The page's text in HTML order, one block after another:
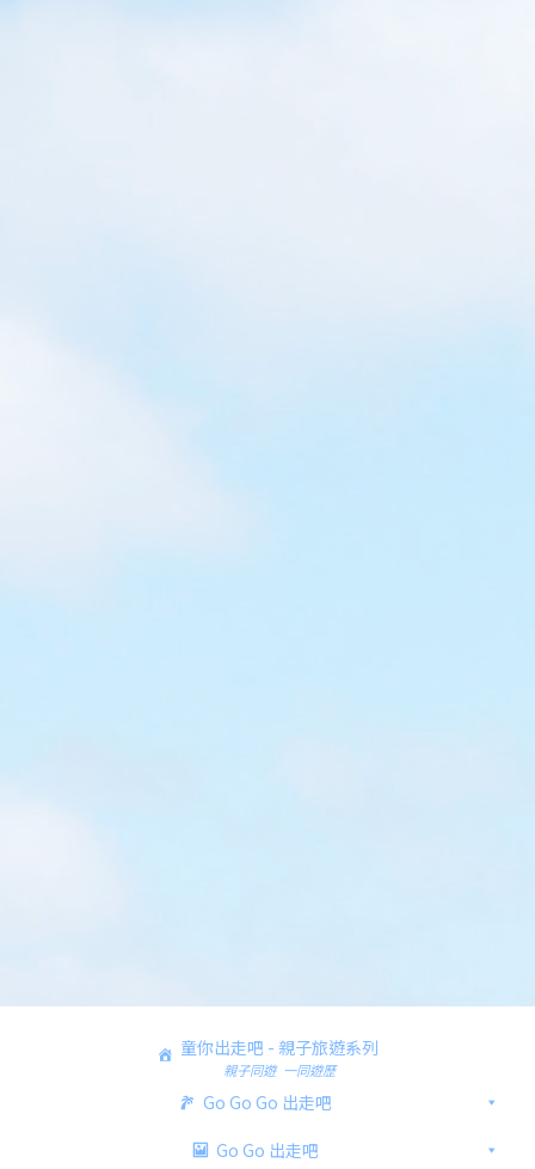
童你出走吧 - 親子旅遊系列
親子同遊 一同遊歷
Go Go Go 出走吧
Go Go 出走吧